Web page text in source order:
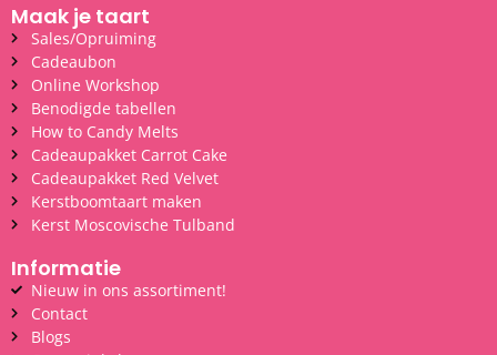
Maak je taart
Sales/Opruiming
Cadeaubon
Online Workshop
Benodigde tabellen
How to Candy Melts
Cadeaupakket Carrot Cake
Cadeaupakket Red Velvet
Kerstboomtaart maken
Kerst Moscovische Tulband
Informatie
Nieuw in ons assortiment!
Contact
Blogs